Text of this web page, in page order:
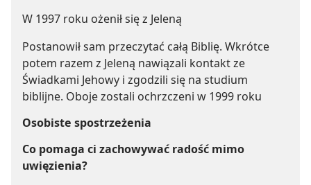
W 1997 roku ożenił się z Jeleną
Postanowił sam przeczytać całą Biblię. Wkrótce
potem razem z Jeleną nawiązali kontakt ze
Świadkami Jehowy i zgodzili się na studium
biblijne. Oboje zostali ochrzczeni w 1999 roku
Osobiste spostrzeżenia
Co pomaga ci zachowywać radość mimo
uwięzienia?